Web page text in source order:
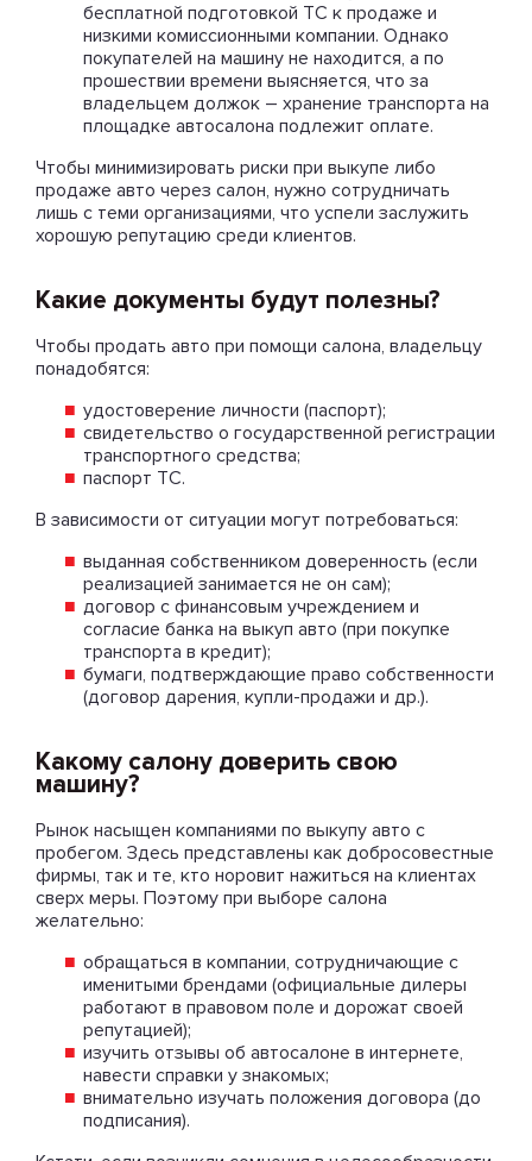
бесплатной подготовкой ТС к продаже и
низкими комиссионными компании. Однако
покупателей на машину не находится, а по
прошествии времени выясняется, что за
владельцем должок – хранение транспорта на
площадке автосалона подлежит оплате.
Чтобы минимизировать риски при выкупе либо
продаже авто через салон, нужно сотрудничать
лишь с теми организациями, что успели заслужить
хорошую репутацию среди клиентов.
Какие документы будут полезны?
Чтобы продать авто при помощи салона, владельцу
понадобятся:
удостоверение личности (паспорт);
свидетельство о государственной регистрации
транспортного средства;
паспорт ТС.
В зависимости от ситуации могут потребоваться:
выданная собственником доверенность (если
реализацией занимается не он сам);
договор с финансовым учреждением и
согласие банка на выкуп авто (при покупке
транспорта в кредит);
бумаги, подтверждающие право собственности
(договор дарения, купли-продажи и др.).
Какому салону доверить свою
машину?
Рынок насыщен компаниями по выкупу авто с
пробегом. Здесь представлены как добросовестные
фирмы, так и те, кто норовит нажиться на клиентах
сверх меры. Поэтому при выборе салона
желательно:
обращаться в компании, сотрудничающие с
именитыми брендами (официальные дилеры
работают в правовом поле и дорожат своей
репутацией);
изучить отзывы об автосалоне в интернете,
навести справки у знакомых;
внимательно изучать положения договора (до
подписания).